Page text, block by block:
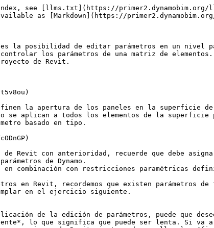
see [llms.txt](https://
as [Markdown](https://
la posibilidad de editar parámetros en un
los parámetros de una matriz de
de Revit.
la apertura de los paneles en la superficie
se aplican a todos los elementos de la
basado en tipo.
Revit con anterioridad, recuerde que debe
de Dynamo.
en combinación con restricciones paramétricas
en Revit, recordemos que existen parámetros
en el ejercicio siguiente.
de la edición de parámetros, puede que
lo que significa que puede ser lenta. Si va